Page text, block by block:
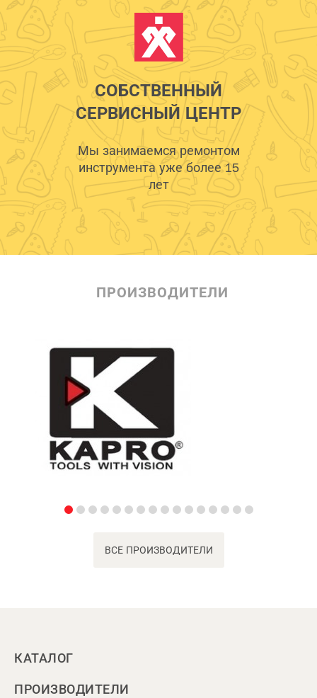
СОБСТВЕННЫЙ
СЕРВИСНЫЙ ЦЕНТР
Мы занимаемся ремонтом
инструмента уже более 15
лет
ПРОИЗВОДИТЕЛИ
ВСЕ ПРОИЗВОДИТЕЛИ
КАТАЛОГ
ПРОИЗВОДИТЕЛИ